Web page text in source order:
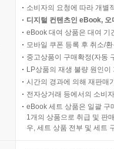
소비자의 요청에 따라 개별
디지털 컨텐츠인 eBook,
eBook 대여 상품은 대여 기
모바일 쿠폰 등록 후 취소/
중고상품이 구매확정(자동
LP상품의 재생 불량 원인
시간의 경과에 의해 재판매
전자상거래 등에서의 소비
eBook 세트 상품은 일괄 구
1개의 상품으로 취급 및 판
우, 세트 상품 전부 및 세트